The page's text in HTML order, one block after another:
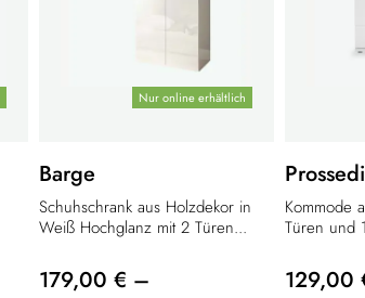
Nur online erhältlich
Barge
Schuhschrank aus Holzdekor in
Weiß Hochglanz mit 2 Türen...
179,00 € –
Prossedi
Kommode
Türen und
129,00